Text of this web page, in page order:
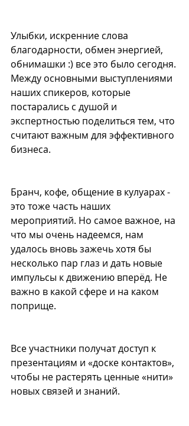
Улыбки, искренние слова
благодарности, обмен энергией,
обнимашки :) все это было сегодня.
Между основными выступлениями
наших спикеров, которые
постарались с душой и
экспертностью поделиться тем, что
считают важным для эффективного
бизнеса.
Бранч, кофе, общение в кулуарах -
это тоже часть наших
мероприятий. Но самое важное, на
что мы очень надеемся, нам
удалось вновь зажечь хотя бы
несколько пар глаз и дать новые
импульсы к движению вперёд. Не
важно в какой сфере и на каком
поприще.
Все участники получат доступ к
презентациям и «доске контактов»,
чтобы не растерять ценные «нити»
новых связей и знаний.